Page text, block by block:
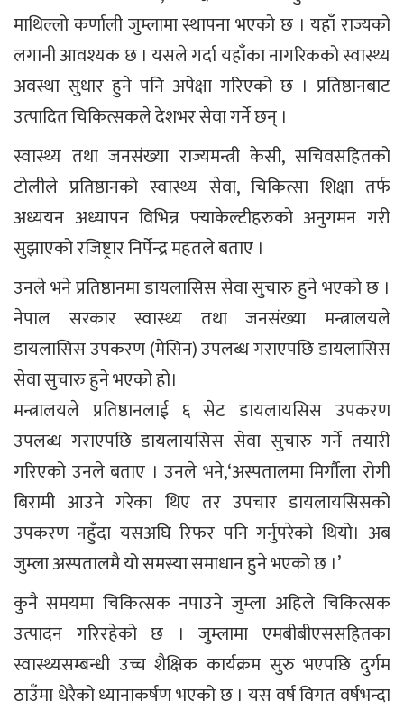
माथिल्लो कर्णाली जुम्लामा स्थापना भएको छ । यहाँ राज्यको
लगानी आवश्यक छ । यसले गर्दा यहाँका नागरिकको स्वास्थ्य
अवस्था सुधार हुने पनि अपेक्षा गरिएको छ । प्रतिष्ठानबाट
उत्पादित चिकित्सकले देशभर सेवा गर्ने छन् ।
स्वास्थ्य तथा जनसंख्या राज्यमन्त्री केसी, सचिवसहितको
टोलीले प्रतिष्ठानको स्वास्थ्य सेवा, चिकित्सा शिक्षा तर्फ
अध्ययन अध्यापन विभिन्न फ्याकेल्टीहरुको अनुगमन गरी
सुझाएको रजिष्ट्रार निर्पेन्द्र महतले बताए ।
उनले भने प्रतिष्ठानमा डायलासिस सेवा सुचारु हुने भएको छ ।
नेपाल सरकार स्वास्थ्य तथा जनसंख्या मन्त्रालयले
डायलासिस उपकरण (मेसिन) उपलब्ध गराएपछि डायलासिस
सेवा सुचारु हुने भएको हो।
मन्त्रालयले प्रतिष्ठानलाई ६ सेट डायलायसिस उपकरण
उपलब्ध गराएपछि डायलायसिस सेवा सुचारु गर्ने तयारी
गरिएको उनले बताए । उनले भने,‘अस्पतालमा मिर्गाैला रोगी
बिरामी आउने गरेका थिए तर उपचार डायलायसिसको
उपकरण नहुँदा यसअघि रिफर पनि गर्नुपरेको थियो। अब
जुम्ला अस्पतालमै यो समस्या समाधान हुने भएको छ ।’
कुनै समयमा चिकित्सक नपाउने जुम्ला अहिले चिकित्सक
उत्पादन गरिरहेको छ । जुम्लामा एमबीबीएससहितका
स्वास्थ्यसम्बन्धी उच्च शैक्षिक कार्यक्रम सुरु भएपछि दुर्गम
ठाउँमा धेरैको ध्यानाकर्षण भएको छ । यस वर्ष विगत वर्षभन्दा